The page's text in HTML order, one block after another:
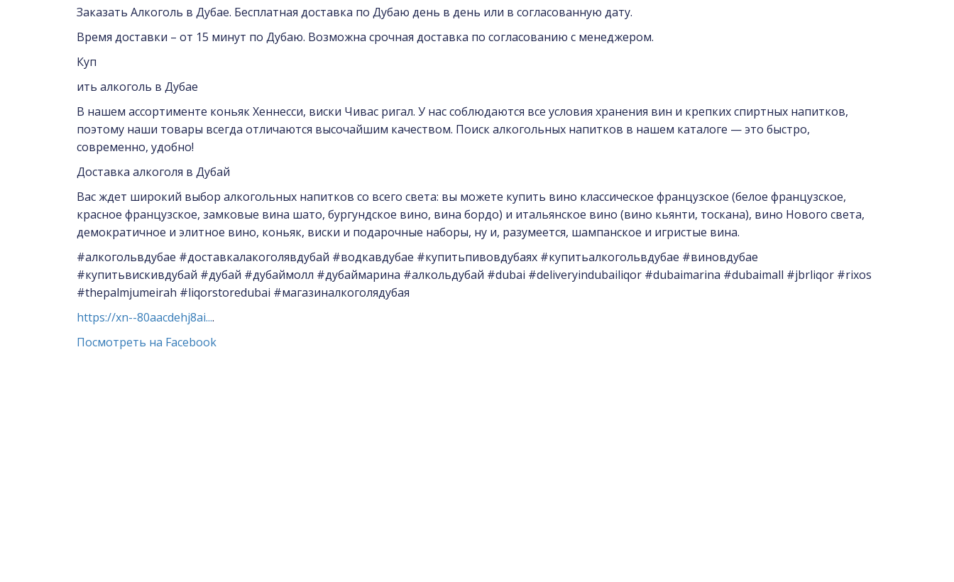
Заказать Алкоголь в Дубае. Бесплатная доставка по Дубаю день в день или в согласованную дату.
Время доставки – от 15 минут по Дубаю. Возможна срочная доставка по согласованию с менеджером.
Куп
ить алкоголь в Дубае
В нашем ассортименте коньяк Хеннесси, виски Чивас ригал. У нас соблюдаются все условия хранения вин и крепких спиртных напитков,
поэтому наши товары всегда отличаются высочайшим качеством. Поиск алкогольных напитков в нашем каталоге — это быстро,
современно, удобно!
Доставка алкоголя в Дубай
Вас ждет широкий выбор алкогольных напитков со всего света: вы можете купить вино классическое французское (белое французское,
красное французское, замковые вина шато, бургундское вино, вина бордо) и итальянское вино (вино кьянти, тоскана), вино Нового света,
демократичное и элитное вино, коньяк, виски и подарочные наборы, ну и, разумеется, шампанское и игристые вина.
#алкогольвдубае #доставкалакоголявдубай #водкавдубае #купитьпивовдубаях #купитьалкогольвдубае #виновдубае
#купитьвискивдубай #дубай #дубаймолл #дубаймарина #алкольдубай #dubai #deliveryindubailiqor #dubaimarina #dubaimall #jbrliqor #rixos
#thepalmjumeirah #liqorstoredubai #магазиналкоголядубая
https://xn--80aacdehj8ai....
Посмотреть на Facebook